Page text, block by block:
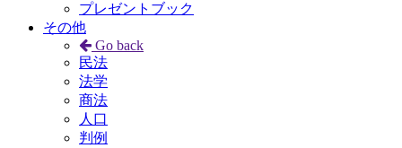
プレゼントブック
その他
Go back
民法
法学
商法
人口
判例